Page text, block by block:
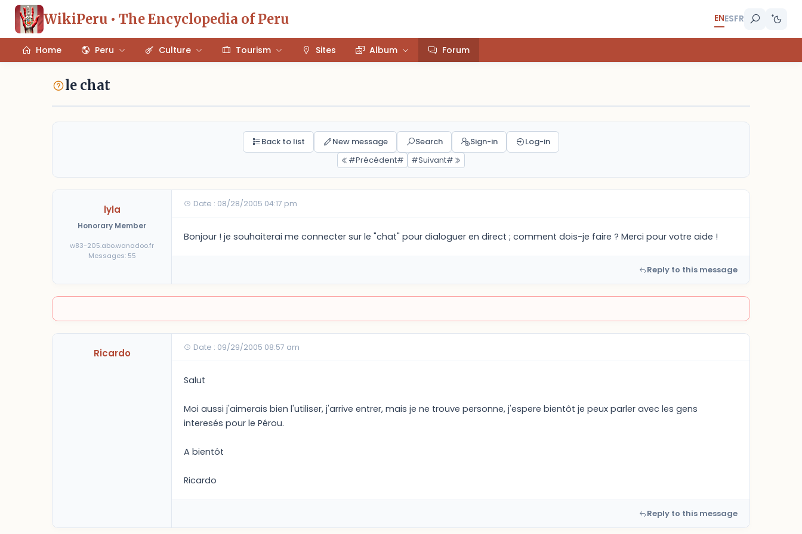
WikiPeru • The Encyclopedia of Peru ENESFR
Home Peru Culture Tourism Sites Album Forum
le chat
Back to list New message Search Sign-in
Log-in
#Précédent#
#Suivant#
lyla
Honorary Member
w83-205.abo.wanadoo.fr
Messages: 55
Date : 08/28/2005 04:17 pm
Bonjour ! je souhaiterai me connecter sur le "chat" pour dialoguer en direct ; comment dois-je faire ? Merci pour votre aide !
Reply to this message
Ricardo Date : 09/29/2005 08:57 am
Salut
Moi aussi j'aimerais bien l'utiliser, j'arrive entrer, mais je ne trouve personne, j'espere bientôt je peux parler avec les gens
interesés pour le Pérou.
A bientôt
Ricardo
Reply to this message